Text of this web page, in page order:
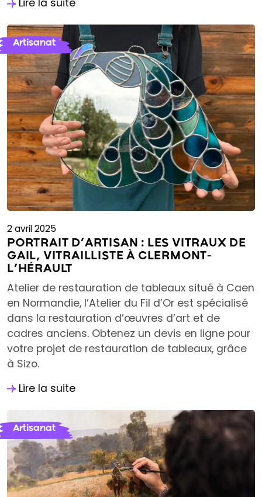
Lire la suite
Artisanat
2 avril 2025
PORTRAIT D’ARTISAN : LES VITRAUX DE
GAIL, VITRAILLISTE À CLERMONT-
L’HÉRAULT
Atelier de restauration de tableaux situé à Caen
en Normandie, l’Atelier du Fil d’Or est spécialisé
dans la restauration d’œuvres d’art et de
cadres anciens. Obtenez un devis en ligne pour
votre projet de restauration de tableaux, grâce
à Sizo.
Lire la suite
Artisanat